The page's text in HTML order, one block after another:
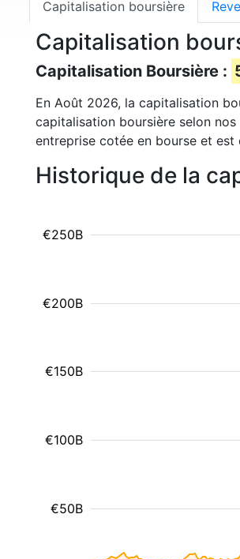
Capitalisation boursière
Capitalisation
Capitalisation Boursière :
En Août 2026, la capitalisation
capitalisation boursière selon
entreprise cotée en bourse et
Historique de la
€50B
€100B
€150B
€200B
€250B